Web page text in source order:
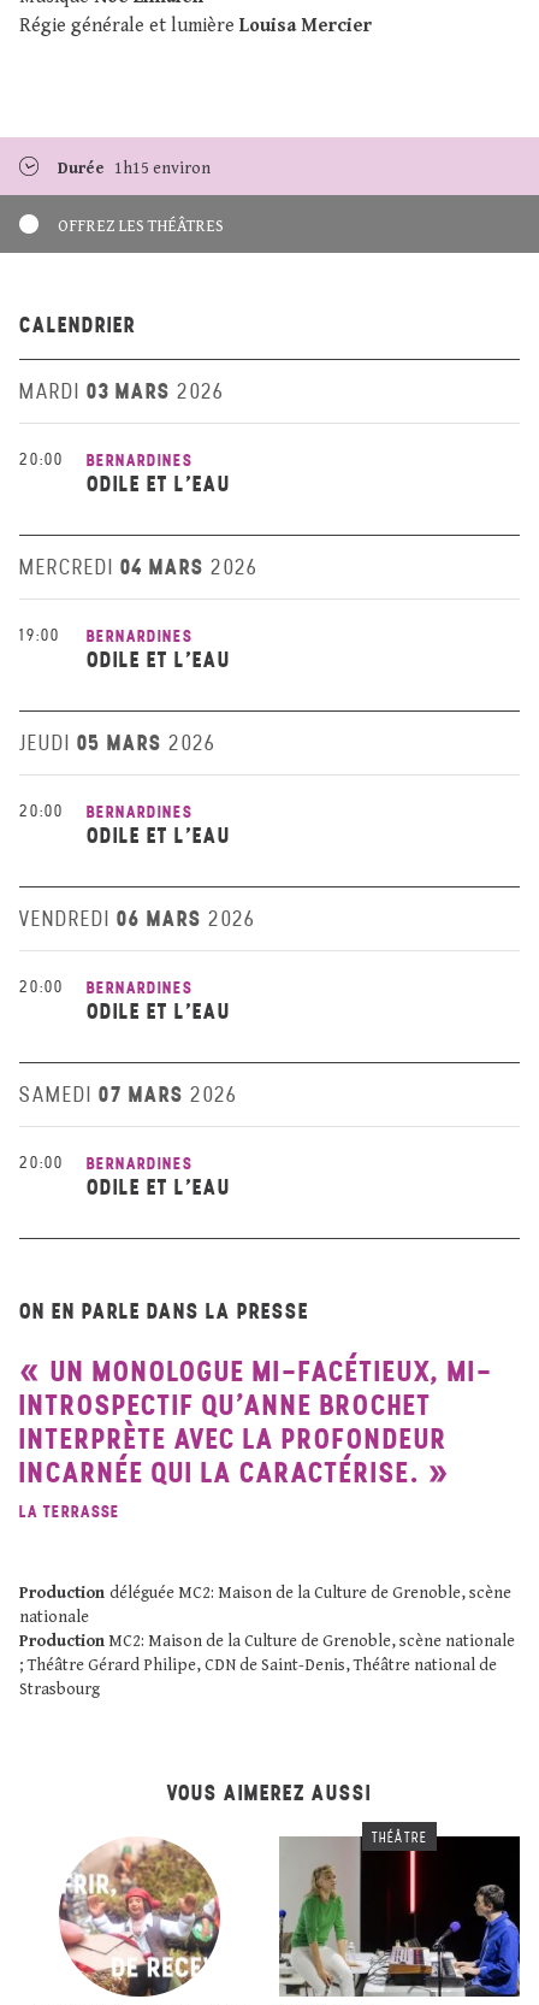
Régie générale et lumière Louisa Mercier
Durée 1h15 environ
OFFREZ LES THÉÂTRES
CALENDRIER
MARDI 03 MARS 2026
20:00 BERNARDINES
ODILE ET L’EAU
MERCREDI 04 MARS 2026
19:00 BERNARDINES
ODILE ET L’EAU
JEUDI 05 MARS 2026
20:00 BERNARDINES
ODILE ET L’EAU
VENDREDI 06 MARS 2026
20:00 BERNARDINES
ODILE ET L’EAU
SAMEDI 07 MARS 2026
20:00 BERNARDINES
ODILE ET L’EAU
ON EN PARLE DANS LA PRESSE
UN MONOLOGUE MI-FACÉTIEUX, MI-
INTROSPECTIF QU’ANNE BROCHET
INTERPRÈTE AVEC LA PROFONDEUR
INCARNÉE QUI LA CARACTÉRISE.
LA TERRASSE
Production déléguée MC2: Maison de la Culture de Grenoble, scène
nationale
ProductionMC2: Maison de la Culture de Grenoble, scène nationale
; Théâtre Gérard Philipe, CDN de Saint-Denis, Théâtre national de
Strasbourg
VOUS AIMEREZ AUSSI
THÉÂTRE